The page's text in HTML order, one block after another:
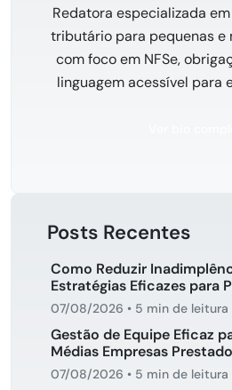
Redatora especializada
tributário para pequenas e
com foco em NFSe,
linguagem acessível para
Posts Recentes
Como Reduzir
Estratégias Eficazes para
07/08/2026 • 5 min de leitura
Gestão de Equipe Eficaz
Médias Empresas
07/08/2026 • 5 min de leitura